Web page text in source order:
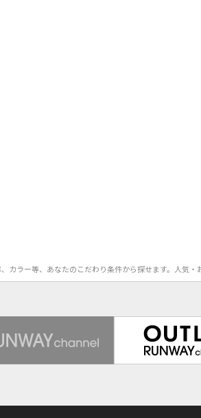
カラー等、あなたのこだわり条件から探せます。人気・